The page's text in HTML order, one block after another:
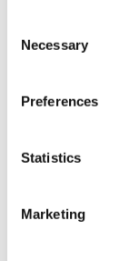
Necessary
Preferences
Statistics
Marketing
sich 67% der
ein Video pro
Drittel der
damit die
8.